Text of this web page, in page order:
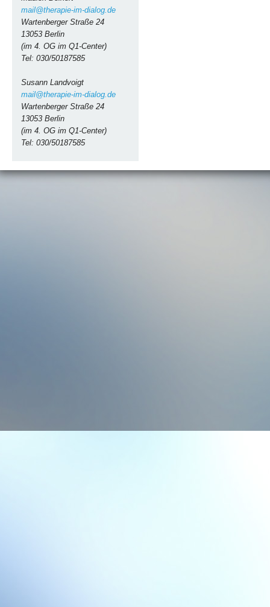
mail@therapie-im-dialog.de
Wartenberger Straße 24
13053 Berlin
(im 4. OG im Q1-Center)
Tel: 030/50187585
Susann Landvoigt
mail@therapie-im-dialog.de
Wartenberger Straße 24
13053 Berlin
(im 4. OG im Q1-Center)
Tel: 030/50187585